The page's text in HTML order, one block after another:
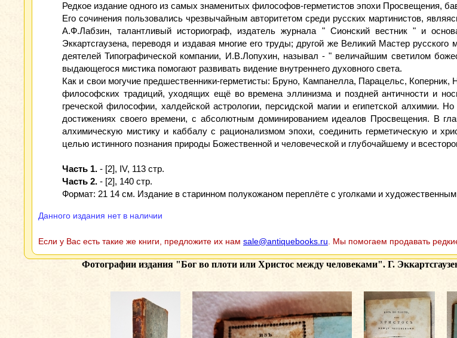
Редкое издание одного из самых знаменитых философов-герметистов эпохи Просвещения,
Его сочинения пользовались чрезвычайным авторитетом среди русских мартинистов,
А.Ф.Лабзин, талантливый историограф, издатель журнала " Сионский вестник " и
Эккартсгаузена, переводя и издавая многие его труды; другой же Великий Мастер
деятелей Типографической компании, И.В.Лопухин, называл - " величайшим светилом
выдающегося мистика помогают развивать видение внутреннего духовного света.
Как и свои могучие предшественники-герметисты: Бруно, Кампанелла, Парацельс,
философских традиций, уходящих ещё во времена эллинизма и поздней античности и
греческой философии, халдейской астрологии, персидской магии и египетской
достижениях своего времени, с абсолютным доминированием идеалов Просвещения. В
алхимическую мистику и каббалу с рационализмом эпохи, соединить герметическую и
целью истинного познания природы Божественной и человеческой и глубочайшему и
Часть 1. - [2], IV, 113 cтр.
Часть 2. - [2], 140 cтр.
Формат: 21 14 см. Издание в старинном полукожаном переплёте с уголками и
Данного издания нет в наличии
Если у Вас есть такие же книги, предложите их нам sale@antiquebooks.ru . Мы помогаем продавать
Фотографии издания "Бог во плоти или Христос между человеками". Г.